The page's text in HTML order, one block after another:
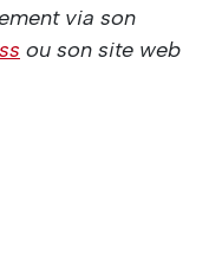
via son
ou son site web